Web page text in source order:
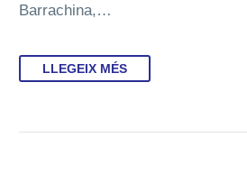
Barrachina,…
LLEGEIX MÉS